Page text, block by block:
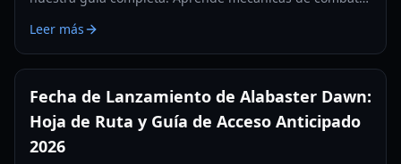
a la maldición de Nyx.
Leer más
Fecha de Lanzamiento de Alabaster Dawn:
Hoja de Ruta y Guía de Acceso Anticipado
2026